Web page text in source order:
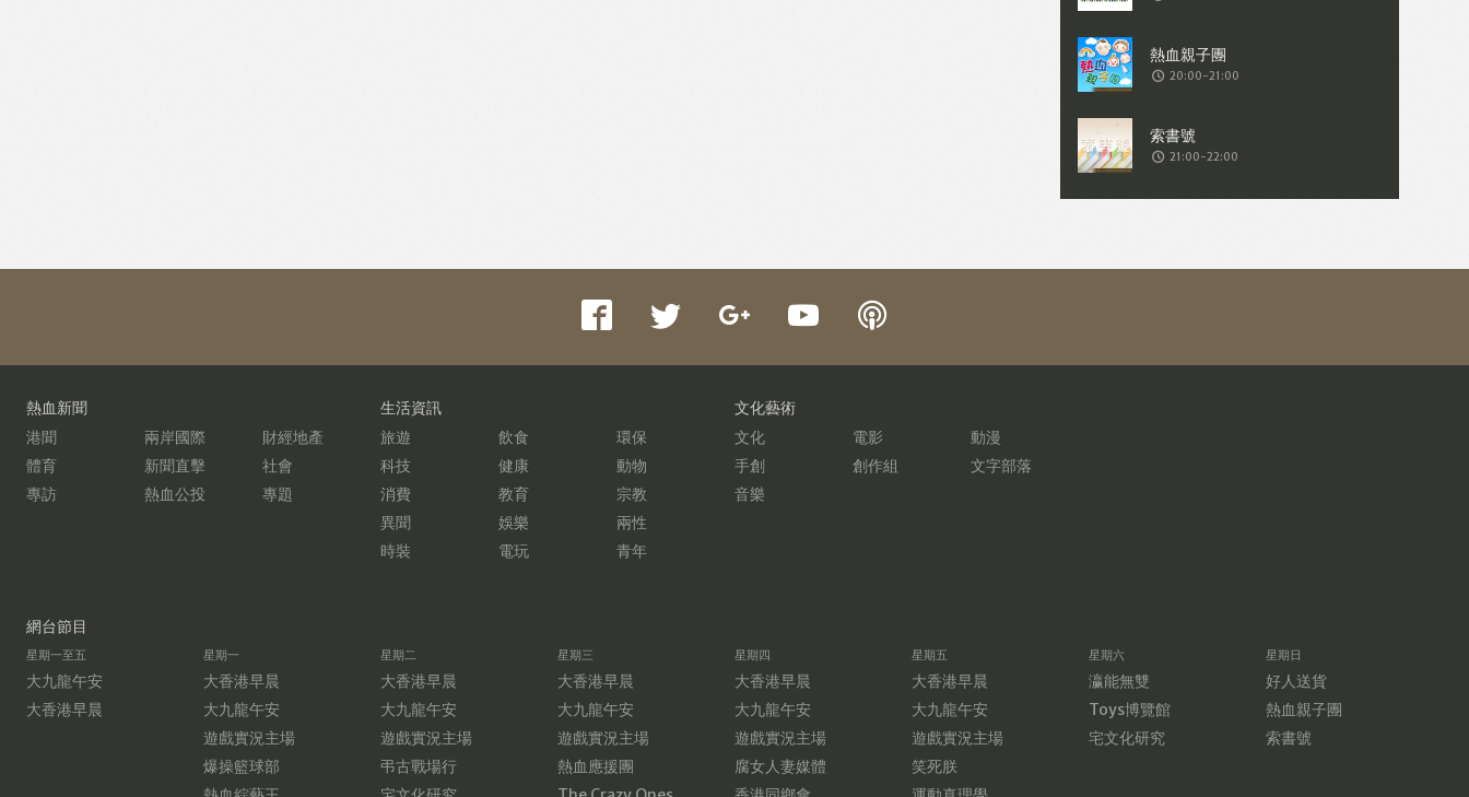
20:00-21:00
21:00-22:00
熱血新聞
港聞
兩岸國際
財經地產
體育
新聞直擊
社會
專訪
熱血公投 專題
生活資訊
旅遊
飲食
環保
科技
健康
動物
消費
教育
宗教
異聞
娛樂
兩性
時裝
電玩 青年
文化藝術
文化
電影
動漫
手創
創作組
文字部落
音樂
網台節目
星期一至五
大九龍午安
大香港早晨
星期一
大香港早晨
大九龍午安
遊戲實況主場
爆操籃球部
星期二
大香港早晨
大九龍午安
遊戲實況主場
弔古戰場行
星期三
大香港早晨
大九龍午安
遊戲實況主場
熱血應援團
星期四
大香港早晨
大九龍午安
遊戲實況主場
腐女人妻媒體
星期五
大香港早晨
大九龍午安
遊戲實況主場
笑死朕
星期六
瀛能無雙
Toys博覽館
宅文化研究
星期日
好人送貨
熱血親子團
索書號